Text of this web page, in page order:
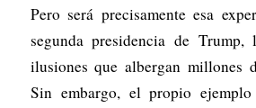
Pero será precisamente esa
segunda presidencia de
ilusiones que albergan millones
Sin embargo, el propio ejemplo